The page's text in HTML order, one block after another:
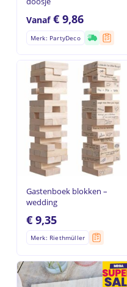
Vanaf€ 9,86
Merk: PartyDeco
Gastenboek blokken –
wedding
€9,35
Merk: Riethmüller